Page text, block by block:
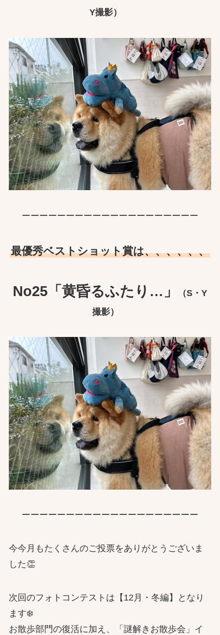
Y撮影）
ーーーーーーーーーーーーーーーーーーーー
最優秀ベストショット賞は、、、、、、
No25 「黄昏るふたり…」
（S・Y
撮影）
ーーーーーーーーーーーーーーーーーーーー
今今月もたくさんのご投票をありがとうございま
した👏
次回のフォトコンテストは【12月・冬編】となり
ます❄️
お散歩部門の復活に加え、「謎解きお散歩会」イ